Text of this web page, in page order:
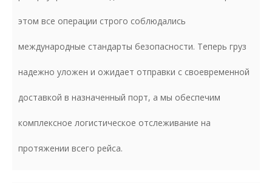
этом все операции строго соблюдались
международные стандарты безопасности. Теперь груз
надежно уложен и ожидает отправки с своевременной
доставкой в ​​назначенный порт, а мы обеспечим
комплексное логистическое отслеживание на
протяжении всего рейса.